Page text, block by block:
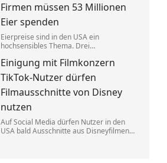
Firmen müssen 53 Millionen
Eier spenden
Eierpreise sind in den USA ein
hochsensibles Thema. Drei
sich dabei illegalerweise abgesprochen
zu haben. Sie einigten sich mit der Justiz –
und liefern jetzt im großen Stil.
Einigung mit Filmkonzern
TikTok-Nutzer dürfen
Filmausschnitte von Disney
nutzen
Auf Social Media dürfen Nutzer in den
USA bald Ausschnitte aus Disneyfilmen